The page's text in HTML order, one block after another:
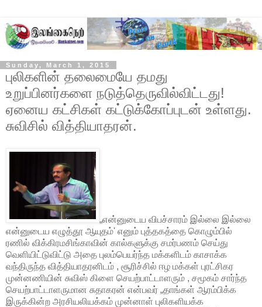
Sunday, March 1, 2015
புலிகளின் தலைமையே தமது
உறுப்பினர்களை நடுத்தெருவில்விட்டது!
ஏனைய கட்சிகள் கட்டுக்கோப்புடன் உள்ளது.
சுவிசில் வித்தியாதரன்.
„என்னுடைய விபச்சாரம் இல்லை இல்லை
என்னுடைய எழுத்தூ ஆயுதம்' எனும் புத்தகத்தை கொழும்பில்
ரணில் விக்கிரமசிங்காவின் கால்களுக்கு சமர்பணம் செய்து
வெளியிட்டுவிட்டு அதை புலம்பெயர்ந்த மக்களிடம் காசாக்க
வந்திருந்த வித்தியாதரனிடம் , சூரிச்சில் ஈழ மக்கள் புரட்சிகர
முன்னணியின் சுவிஸ் கிளை செயற்பாட்டாளரும் , சமூகம் சார்ந்த
செயற்பாட்டாளருமான சுதாகரன் என்பவர் „தாங்கள் ஆரம்பிக்க
இருக்கின்ற அரசியலியக்கம் முன்னாள் புலிகளியக்க